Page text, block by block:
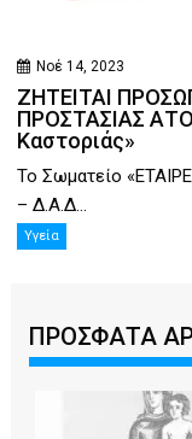
Νοέ 14, 2023
ΖΗΤΕΙΤΑΙ
ΠΡΟΣΤΑΣΙΑΣ
Καστοριάς»
Το Σωματείο
– Δ.Α.Δ...
Υγεία
ΠΡΟΣΦΑΤΑ